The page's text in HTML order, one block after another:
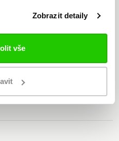
Zobrazit detaily
vše
v ČR